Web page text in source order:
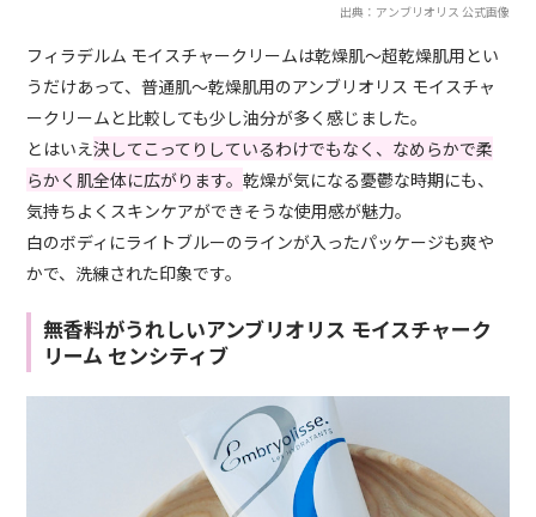
出典：アンブリオリス 公式画像
フィラデルム モイスチャークリームは乾燥肌～超乾燥肌用とい
うだけあって、普通肌～乾燥肌用のアンブリオリス モイスチャ
ークリームと比較しても少し油分が多く感じました。
とはいえ決してこってりしているわけでもなく、なめらかで柔
らかく肌全体に広がります。乾燥が気になる憂鬱な時期にも、
気持ちよくスキンケアができそうな使用感が魅力。
白のボディにライトブルーのラインが入ったパッケージも爽や
かで、洗練された印象です。
無香料がうれしいアンブリオリス モイスチャーク
リーム センシティブ